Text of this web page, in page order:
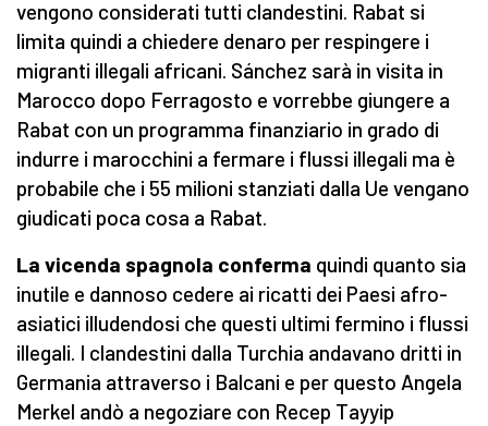
vengono considerati tutti clandestini. Rabat si
limita quindi a chiedere denaro per respingere i
migranti illegali africani. Sánchez sarà in visita in
Marocco dopo Ferragosto e vorrebbe giungere a
Rabat con un programma finanziario in grado di
indurre i marocchini a fermare i flussi illegali ma è
probabile che i 55 milioni stanziati dalla Ue vengano
giudicati poca cosa a Rabat.
La vicenda spagnola conferma quindi quanto sia
inutile e dannoso cedere ai ricatti dei Paesi afro-
asiatici illudendosi che questi ultimi fermino i flussi
illegali. I clandestini dalla Turchia andavano dritti in
Germania attraverso i Balcani e per questo Angela
Merkel andò a negoziare con Recep Tayyip